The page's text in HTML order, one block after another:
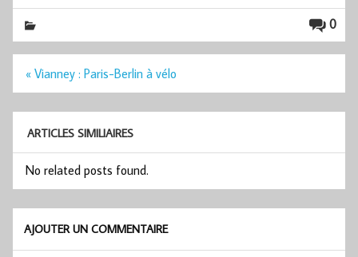
0
Navigation
« Vianney : Paris-Berlin à vélo
ARTICLES SIMILIAIRES
No related posts found.
AJOUTER UN COMMENTAIRE